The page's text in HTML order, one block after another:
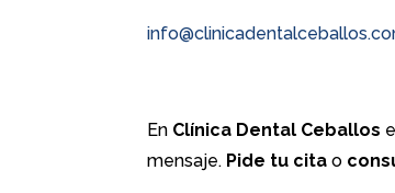
En Clínica Dental Ceballos
mensaje. Pide tu cita o